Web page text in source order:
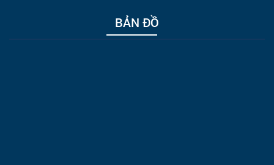
BẢN ĐỒ